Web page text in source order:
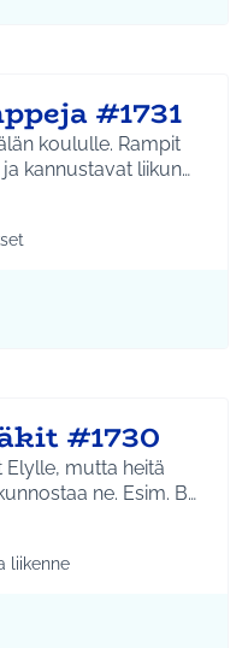
#1731
koululle. Rampit
kannustavat liikun…
Hyrylä Liikunta ja
#1730
mutta heitä
ne. Esim. B…
Etelä-Tuusulan kylät
teeman mukaan: Infra ja
liikenne